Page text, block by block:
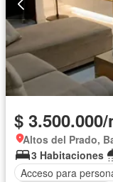
$
Altos del Prado,
3 Habitaciones
Acceso para